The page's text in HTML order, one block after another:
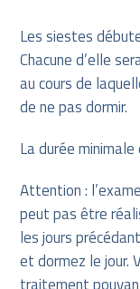
Les siestes
Chacune d’elle
au cours de
de ne pas dormir.
La durée
Attention :
peut pas être
les jours
et dormez le jour.